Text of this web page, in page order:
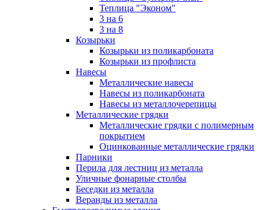
Теплица "Эконом"
3 на 6
3 на 8
Козырьки
Козырьки из поликарбоната
Козырьки из профлиста
Навесы
Металлические навесы
Навесы из поликарбоната
Навесы из металлочерепицы
Металлические грядки
Металлические грядки с полимерным
покрытием
Оцинкованные металлические грядки
Парники
Перила для лестниц из металла
Уличные фонарные столбы
Беседки из металла
Веранды из металла